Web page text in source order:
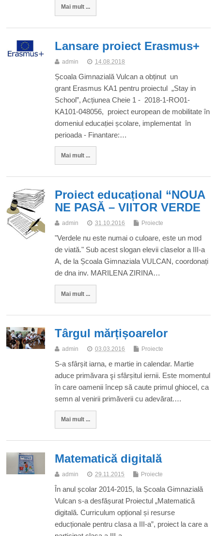
Mai mult ...
Lansare proiect Erasmus+
admin 14.08.2018
Școala Gimnazială Vulcan a obținut un
grant Erasmus KA1 pentru proiectul „Stay in
School”, Acțiunea Cheie 1 - 2018-1-RO01-
KA101-048056, proiect european de mobilitate în
domeniul educației școlare, implementat în
perioada - Finantare:…
Mai mult ...
Proiect educațional “NOUA
NE PASĂ – VIITOR VERDE
admin 31.10.2016 Proiecte
"Verdele nu este numai o culoare, este un mod
de viată." Sub acest slogan elevii claselor a III-a
A, de la Școala Gimnaziala VULCAN, coordonați
de dna inv. MARILENA ZIRINA…
Mai mult ...
Târgul mărțișoarelor
admin 03.03.2016 Proiecte
S-a sfârșit iarna, e martie in calendar. Martie
aduce primăvara şi sfârșitul iernii. Este momentul
în care oamenii încep să caute primul ghiocel, ca
semn al venirii primăverii cu adevărat.…
Mai mult ...
Matematică digitală
admin 29.11.2015 Proiecte
În anul școlar 2014-2015, la Școala Gimnazială
Vulcan s-a desfășurat Proiectul „Matematică
digitală. Curriculum opțional și resurse
educționale pentru clasa a III-a”, proiect la care a